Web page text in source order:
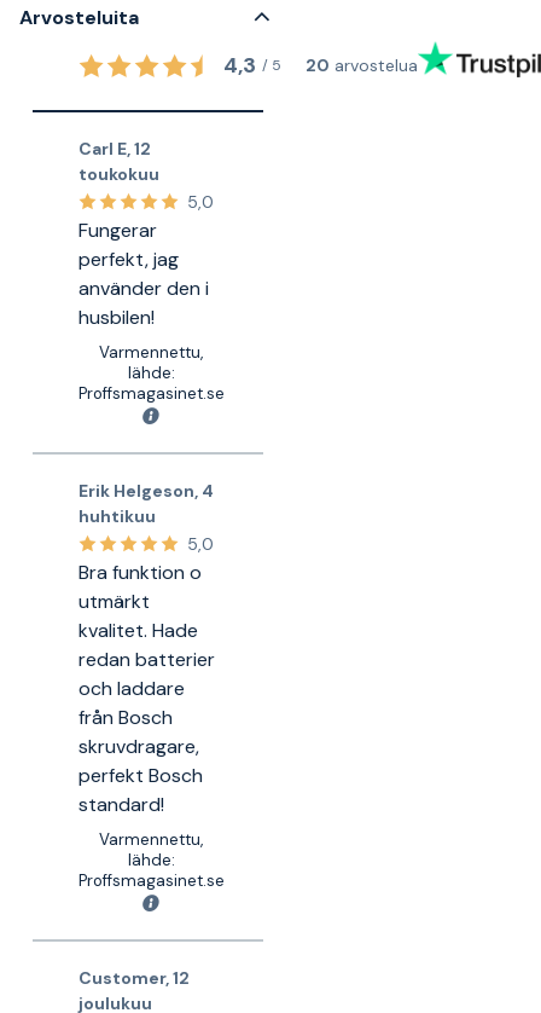
Arvosteluita
4,3 / 5 20 arvostelua
Carl E,12
toukokuu
5,0
Fungerar
perfekt, jag
använder den i
husbilen!
Varmennettu,
lähde:
Proffsmagasinet.se
Erik Helgeson, 4
huhtikuu
5,0
Bra funktion o
utmärkt
kvalitet. Hade
redan batterier
och laddare
från Bosch
skruvdragare,
perfekt Bosch
standard!
Varmennettu,
lähde:
Proffsmagasinet.se
Customer,12
joulukuu